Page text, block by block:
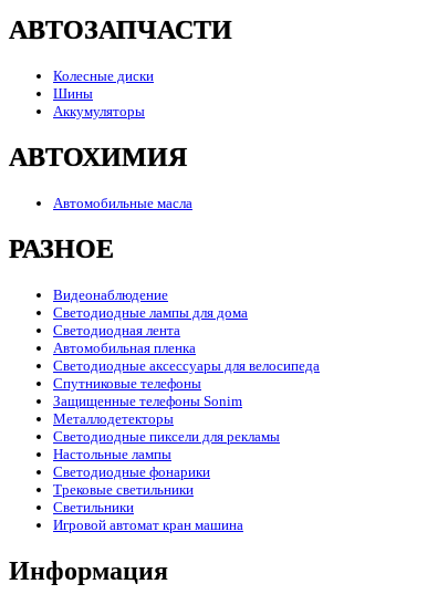
АВТОЗАПЧАСТИ
Колесные диски
Шины
Аккумуляторы
АВТОХИМИЯ
Автомобильные масла
РАЗНОЕ
Видеонаблюдение
Светодиодные лампы для дома
Светодиодная лента
Автомобильная пленка
Светодиодные аксессуары для велосипеда
Спутниковые телефоны
Защищенные телефоны Sonim
Металлодетекторы
Светодиодные пиксели для рекламы
Настольные лампы
Светодиодные фонарики
Трековые светильники
Светильники
Игровой автомат кран машина
Информация